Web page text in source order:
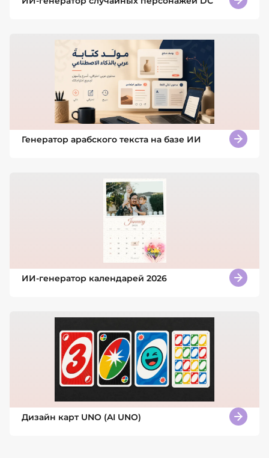
Генератор арабского текста на базе ИИ
ИИ-генератор календарей 2026
Дизайн карт UNO (AI UNO)